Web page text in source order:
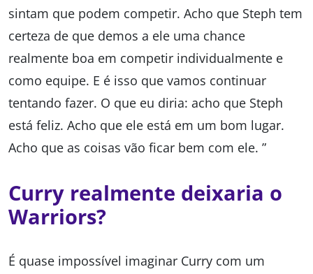
sintam que podem competir. Acho que Steph tem
certeza de que demos a ele uma chance
realmente boa em competir individualmente e
como equipe. E é isso que vamos continuar
tentando fazer. O que eu diria: acho que Steph
está feliz. Acho que ele está em um bom lugar.
Acho que as coisas vão ficar bem com ele. ”
Curry realmente deixaria o
Warriors?
É quase impossível imaginar Curry com um